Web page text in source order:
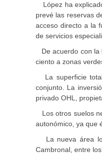
López ha
prevé las reservas
acceso directo a la
de servicios
De acuerdo con la
ciento a zonas
La superficie
conjunto. La
privado OHL,
Los otros suelos
autonómico, ya que
La nueva área
Cambronal, entre